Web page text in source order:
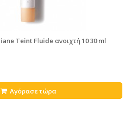
Teint Fluide ανοιχτή 10 30 ml
Αγόρασε τώρα